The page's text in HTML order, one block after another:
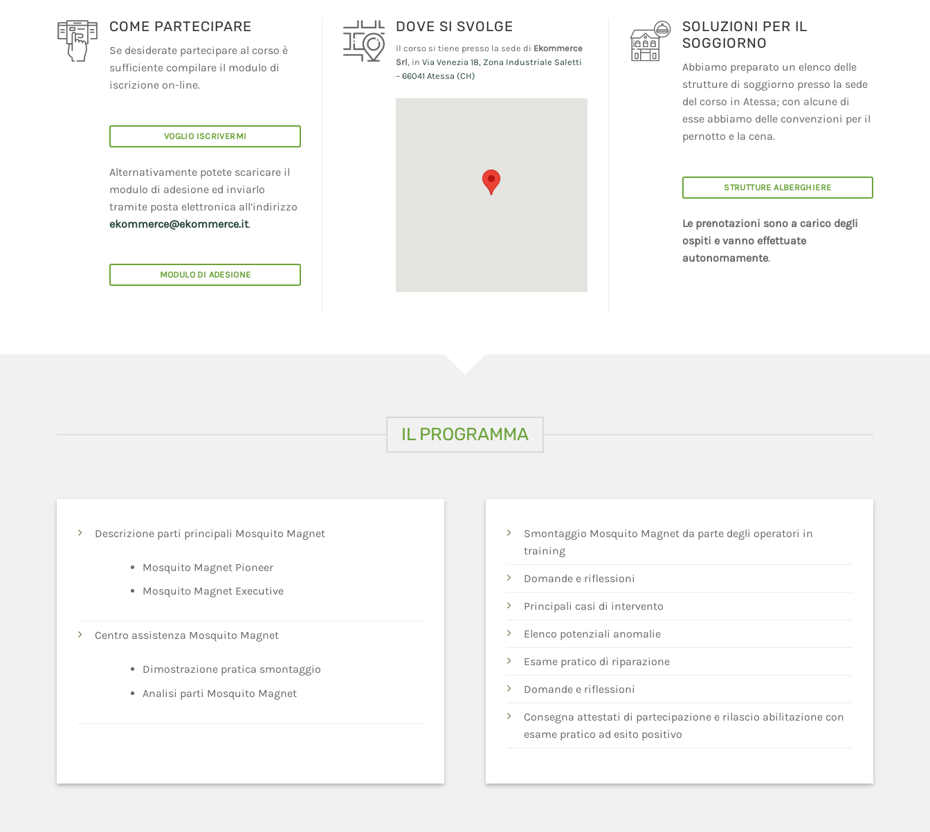
COME PARTECIPARE
Se desiderate partecipare al corso è
sufficiente compilare il modulo di
iscrizione on-line.
VOGLIO ISCRIVERMI
Alternativamente potete scaricare il
modulo di adesione ed inviarlo
tramite posta elettronica all’indirizzo
ekommerce@ekommerce.it.
MODULO DI ADESIONE
DOVE SI SVOLGE
Il corso si tiene presso la sede di Ekommerce
Srl , inVia Venezia 18, Zona Industriale Saletti
– 66041 Atessa (CH)
SOLUZIONI PER IL
SOGGIORNO
Abbiamo preparato un elenco delle
strutture di soggiorno presso la sede
del corso in Atessa; con alcune di
esse abbiamo delle convenzioni per il
pernotto e la cena.
STRUTTURE ALBERGHIERE
Le prenotazioni sono a carico degli
ospiti e vanno effettuate
autonomamente.
IL PROGRAMMA
Descrizione parti principali Mosquito Magnet
Mosquito Magnet Pioneer
Mosquito Magnet Executive
Centro assistenza Mosquito Magnet
Dimostrazione pratica smontaggio
Analisi parti Mosquito Magnet
Smontaggio Mosquito Magnet da parte degli operatori in
training
Domande e riflessioni
Principali casi di intervento
Elenco potenziali anomalie
Esame pratico di riparazione
Domande e riflessioni
Consegna attestati di partecipazione e rilascio abilitazione con
esame pratico ad esito positivo